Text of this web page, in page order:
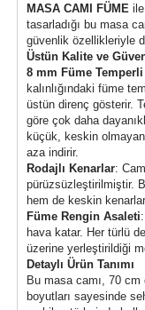
MASA CAMI FÜME
tasarladığı bu masa
güvenlik özellikleriyle
Üstün Kalite ve
8 mm Füme Temperli
kalınlığındaki füme
üstün direnç gösterir.
göre çok daha
küçük, keskin
aza indirir.
Rodajlı Kenarlar:
pürüzsüzleştirilmiştir.
hem de keskin
Füme Rengin Asaleti
hava katar. Her türlü
üzerine yerleştirildiği
Detaylı Ürün Tanımı
Bu masa camı, 70 cm
boyutları sayesinde